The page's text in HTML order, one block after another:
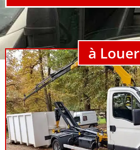
à Louer